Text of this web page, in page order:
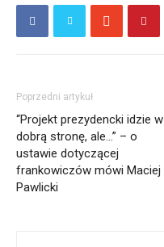
Poprzedni artykuł
“Projekt prezydencki idzie w
dobrą stronę, ale…” – o
ustawie dotyczącej
frankowiczów mówi Maciej
Pawlicki